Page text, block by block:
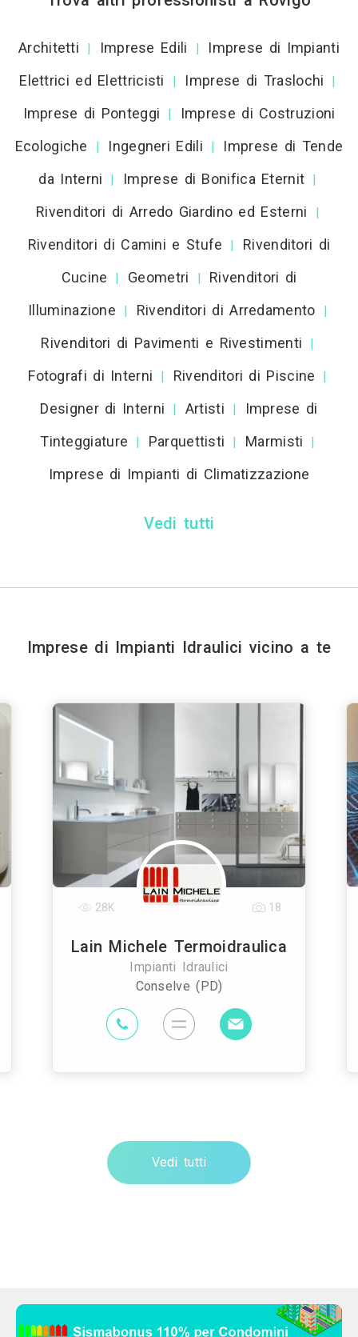
Architetti | Imprese Edili |
Imprese di Impianti
Elettrici ed Elettricisti
| Imprese di Traslochi |
Imprese di Ponteggi |
Imprese di Costruzioni
Ecologiche
| Ingegneri Edili |
Imprese di Tende
da Interni
| Imprese di Bonifica Eternit |
Rivenditori di Arredo Giardino ed Esterni |
Rivenditori di Camini e Stufe |
Rivenditori di
Cucine
| Geometri |
Rivenditori di
Illuminazione
| Rivenditori di Arredamento |
Rivenditori di Pavimenti e Rivestimenti |
Fotografi di Interni | Rivenditori di Piscine |
Designer di Interni | Artisti |
Imprese di
Tinteggiature
| Parquettisti | Marmisti |
Imprese di Impianti di Climatizzazione
Vedi tutti
Imprese di Impianti Idraulici vicino a te
Lain Michele Termoidraulica
Impianti Idraulici
Conselve (PD)
28K 18
Vedi tutti